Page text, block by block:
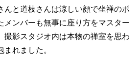
んと道枝さんは涼しい顔で坐禅のポ
メンバーも無事に座り方をマスター
撮影スタジオ内は本物の禅室を思わ
れました。